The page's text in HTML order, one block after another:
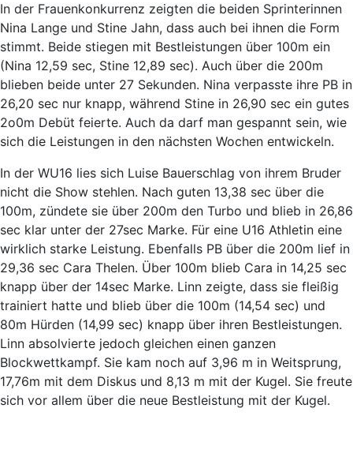
In der Frauenkonkurrenz zeigten die beiden Sprinterinnen
Nina Lange und Stine Jahn, dass auch bei ihnen die Form
stimmt. Beide stiegen mit Bestleistungen über 100m ein
(Nina 12,59 sec, Stine 12,89 sec). Auch über die 200m
blieben beide unter 27 Sekunden. Nina verpasste ihre PB in
26,20 sec nur knapp, während Stine in 26,90 sec ein gutes
2o0m Debüt feierte. Auch da darf man gespannt sein, wie
sich die Leistungen in den nächsten Wochen entwickeln.
In der WU16 lies sich Luise Bauerschlag von ihrem Bruder
nicht die Show stehlen. Nach guten 13,38 sec über die
100m, zündete sie über 200m den Turbo und blieb in 26,86
sec klar unter der 27sec Marke. Für eine U16 Athletin eine
wirklich starke Leistung. Ebenfalls PB über die 200m lief in
29,36 sec Cara Thelen. Über 100m blieb Cara in 14,25 sec
knapp über der 14sec Marke. Linn zeigte, dass sie fleißig
trainiert hatte und blieb über die 100m (14,54 sec) und
80m Hürden (14,99 sec) knapp über ihren Bestleistungen.
Linn absolvierte jedoch gleichen einen ganzen
Blockwettkampf. Sie kam noch auf 3,96 m in Weitsprung,
17,76m mit dem Diskus und 8,13 m mit der Kugel. Sie freute
sich vor allem über die neue Bestleistung mit der Kugel.